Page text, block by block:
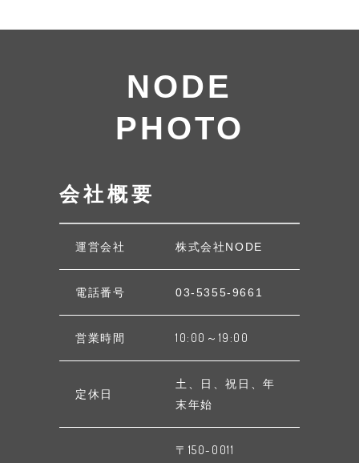
NODE
PHOTO
会社概要
運営会社 株式会社NODE
電話番号 03-5355-9661
営業時間 10:00～19:00
定休日
土、日、祝日、年
末年始
〒150-0011